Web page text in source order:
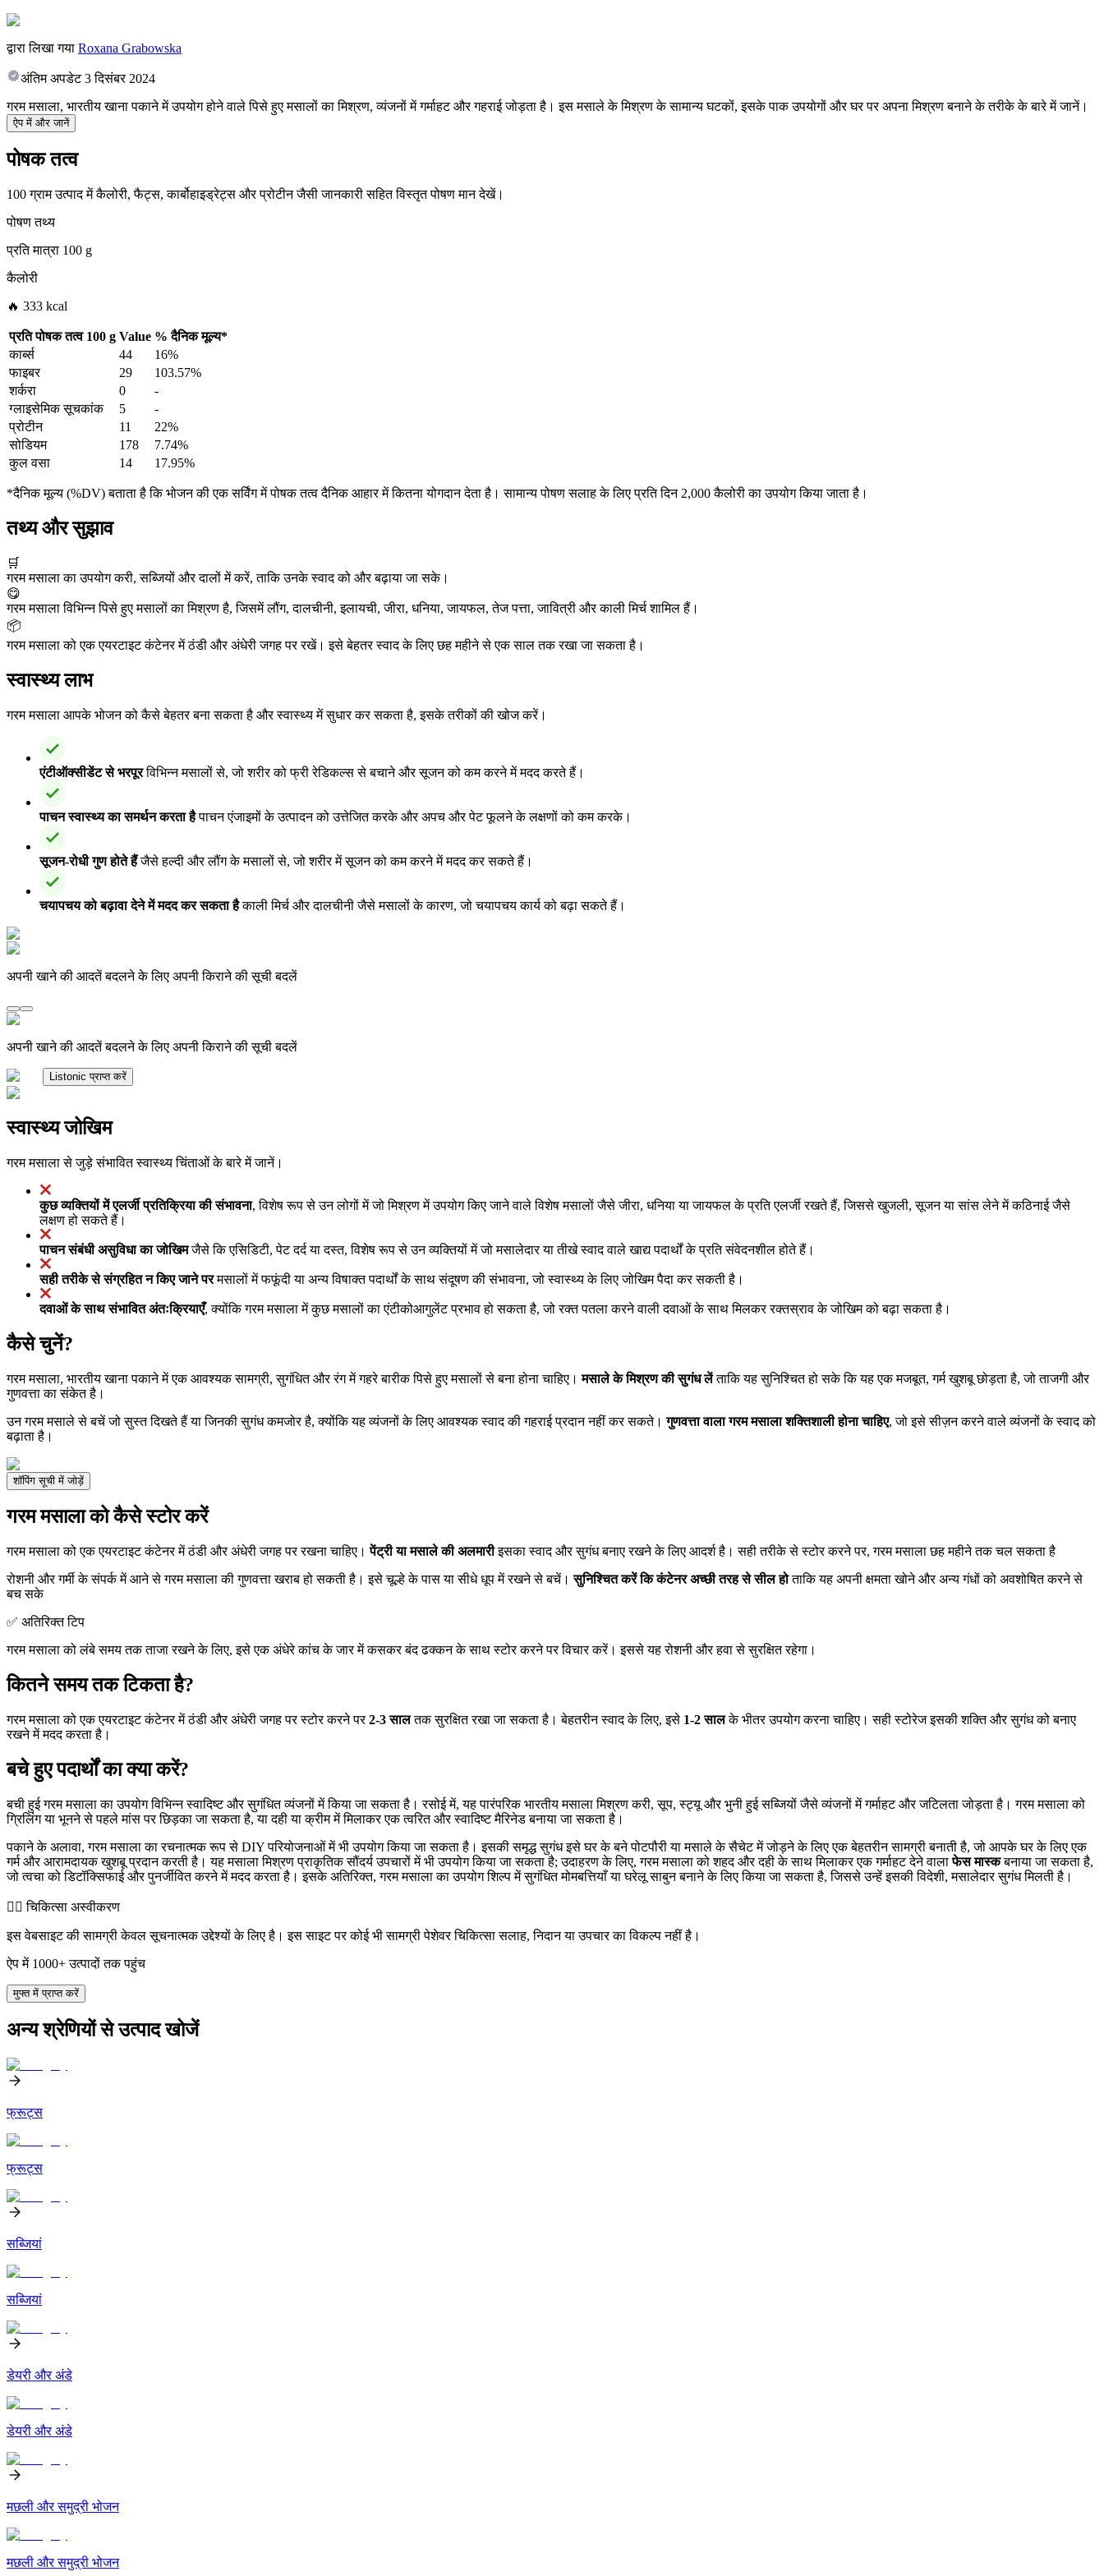
द्वारा लिखा गया Roxana Grabowska
अंतिम अपडेट 3 दिसंबर 2024
गरम मसाला, भारतीय खाना पकाने में उपयोग होने वाले पिसे हुए मसालों का मिश्रण, व्यंजनों में गर्माहट और गहराई जोड़ता है। इस मसाले के मिश्रण के सामान्य घटकों, इसके पाक उपयोगों और घर पर अपना मिश्रण बनाने के तरीके के बारे में जानें।
ऐप में और जानें
पोषक तत्व
100 ग्राम उत्पाद में कैलोरी, फैट्स, कार्बोहाइड्रेट्स और प्रोटीन जैसी जानकारी सहित विस्तृत पोषण मान देखें।
पोषण तथ्य
प्रति मात्रा 100 g
कैलोरी
🔥 333 kcal
प्रति पोषक तत्व 100 g Value %दैनिक मूल्य*
कार्ब्स
44
16%
फाइबर
29
103.57%
शर्करा
0
-
ग्लाइसेमिक सूचकांक
5
-
प्रोटीन
11
22%
सोडियम
178
7.74%
कुल वसा
14 17.95%
*दैनिक मूल्य (%DV) बताता है कि भोजन की एक सर्विंग में पोषक तत्व दैनिक आहार में कितना योगदान देता है। सामान्य पोषण सलाह के लिए प्रति दिन 2,000 कैलोरी का उपयोग किया जाता है।
तथ्य और सुझाव
🛒
गरम मसाला का उपयोग करी, सब्जियों और दालों में करें, ताकि उनके स्वाद को और बढ़ाया जा सके।
😋
गरम मसाला विभिन्न पिसे हुए मसालों का मिश्रण है, जिसमें लौंग, दालचीनी, इलायची, जीरा, धनिया, जायफल, तेज पत्ता, जावित्री और काली मिर्च शामिल हैं।
📦
गरम मसाला को एक एयरटाइट कंटेनर में ठंडी और अंधेरी जगह पर रखें। इसे बेहतर स्वाद के लिए छह महीने से एक साल तक रखा जा सकता है।
स्वास्थ्य लाभ
गरम मसाला आपके भोजन को कैसे बेहतर बना सकता है और स्वास्थ्य में सुधार कर सकता है, इसके तरीकों की खोज करें।
एंटीऑक्सीडेंट से भरपूरविभिन्न मसालों से, जो शरीर को फ्री रेडिकल्स से बचाने और सूजन को कम करने में मदद करते हैं।
पाचन स्वास्थ्य का समर्थन करता हैपाचन एंजाइमों के उत्पादन को उत्तेजित करके और अपच और पेट फूलने के लक्षणों को कम करके।
सूजन-रोधी गुण होते हैंजैसे हल्दी और लौंग के मसालों से, जो शरीर में सूजन को कम करने में मदद कर सकते हैं।
चयापचय को बढ़ावा देने में मदद कर सकता हैकाली मिर्च और दालचीनी जैसे मसालों के कारण, जो चयापचय कार्य को बढ़ा सकते हैं।
अपनी खाने की आदतें बदलने के लिए अपनी किराने की सूची बदलें
अपनी खाने की आदतें बदलने के लिए अपनी किराने की सूची बदलें
Listonic प्राप्त करें
स्वास्थ्य जोखिम
गरम मसाला से जुड़े संभावित स्वास्थ्य चिंताओं के बारे में जानें।
कुछ व्यक्तियों में एलर्जी प्रतिक्रिया की संभावना, विशेष रूप से उन लोगों में जो मिश्रण में उपयोग किए जाने वाले विशेष मसालों जैसे जीरा, धनिया या जायफल के प्रति एलर्जी रखते हैं, जिससे खुजली, सूजन या सांस लेने में कठिनाई जैसे
लक्षण हो सकते हैं।
पाचन संबंधी असुविधा का जोखिमजैसे कि एसिडिटी, पेट दर्द या दस्त, विशेष रूप से उन व्यक्तियों में जो मसालेदार या तीखे स्वाद वाले खाद्य पदार्थों के प्रति संवेदनशील होते हैं।
सही तरीके से संग्रहित न किए जाने परमसालों में फफूंदी या अन्य विषाक्त पदार्थों के साथ संदूषण की संभावना, जो स्वास्थ्य के लिए जोखिम पैदा कर सकती है।
दवाओं के साथ संभावित अंतःक्रियाएँ, क्योंकि गरम मसाला में कुछ मसालों का एंटीकोआगुलेंट प्रभाव हो सकता है, जो रक्त पतला करने वाली दवाओं के साथ मिलकर रक्तस्राव के जोखिम को बढ़ा सकता है।
कैसे चुनें?
गरम मसाला, भारतीय खाना पकाने में एक आवश्यक सामग्री, सुगंधित और रंग में गहरे बारीक पिसे हुए मसालों से बना होना चाहिए।मसाले के मिश्रण की सुगंध लेंताकि यह सुनिश्चित हो सके कि यह एक मजबूत, गर्म खुशबू छोड़ता है, जो ताजगी और
गुणवत्ता का संकेत है।
उन गरम मसाले से बचें जो सुस्त दिखते हैं या जिनकी सुगंध कमजोर है, क्योंकि यह व्यंजनों के लिए आवश्यक स्वाद की गहराई प्रदान नहीं कर सकते।गुणवत्ता वाला गरम मसाला शक्तिशाली होना चाहिए, जो इसे सीज़न करने वाले व्यंजनों के स्वाद को
बढ़ाता है।
शॉपिंग सूची में जोड़ें
गरम मसाला को कैसे स्टोर करें
गरम मसाला को एक एयरटाइट कंटेनर में ठंडी और अंधेरी जगह पर रखना चाहिए।पेंट्री या मसाले की अलमारीइसका स्वाद और सुगंध बनाए रखने के लिए आदर्श है। सही तरीके से स्टोर करने पर, गरम मसाला छह महीने तक चल सकता है
रोशनी और गर्मी के संपर्क में आने से गरम मसाला की गुणवत्ता खराब हो सकती है। इसे चूल्हे के पास या सीधे धूप में रखने से बचें।सुनिश्चित करें कि कंटेनर अच्छी तरह से सील होताकि यह अपनी क्षमता खोने और अन्य गंधों को अवशोषित करने से
बच सके
✅ अतिरिक्त टिप
गरम मसाला को लंबे समय तक ताजा रखने के लिए, इसे एक अंधेरे कांच के जार में कसकर बंद ढक्कन के साथ स्टोर करने पर विचार करें। इससे यह रोशनी और हवा से सुरक्षित रहेगा।
कितने समय तक टिकता है?
गरम मसाला को एक एयरटाइट कंटेनर में ठंडी और अंधेरी जगह पर स्टोर करने पर2-3 सालतक सुरक्षित रखा जा सकता है। बेहतरीन स्वाद के लिए, इसे 1-2 सालके भीतर उपयोग करना चाहिए। सही स्टोरेज इसकी शक्ति और सुगंध को बनाए
रखने में मदद करता है।
बचे हुए पदार्थों का क्या करें?
बची हुई गरम मसाला का उपयोग विभिन्न स्वादिष्ट और सुगंधित व्यंजनों में किया जा सकता है। रसोई में, यह पारंपरिक भारतीय मसाला मिश्रण करी, सूप, स्ट्यू और भुनी हुई सब्जियों जैसे व्यंजनों में गर्माहट और जटिलता जोड़ता है। गरम मसाला को
ग्रिलिंग या भूनने से पहले मांस पर छिड़का जा सकता है, या दही या क्रीम में मिलाकर एक त्वरित और स्वादिष्ट मैरिनेड बनाया जा सकता है।
पकाने के अलावा, गरम मसाला का रचनात्मक रूप से DIY परियोजनाओं में भी उपयोग किया जा सकता है। इसकी समृद्ध सुगंध इसे घर के बने पोटपौरी या मसाले के सैचेट में जोड़ने के लिए एक बेहतरीन सामग्री बनाती है, जो आपके घर के लिए एक
गर्म और आरामदायक खुशबू प्रदान करती है। यह मसाला मिश्रण प्राकृतिक सौंदर्य उपचारों में भी उपयोग किया जा सकता है; उदाहरण के लिए, गरम मसाला को शहद और दही के साथ मिलाकर एक गर्माहट देने वालाफेस मास्कबनाया जा सकता है,
जो त्वचा को डिटॉक्सिफाई और पुनर्जीवित करने में मदद करता है। इसके अतिरिक्त, गरम मसाला का उपयोग शिल्प में सुगंधित मोमबत्तियाँ या घरेलू साबुन बनाने के लिए किया जा सकता है, जिससे उन्हें इसकी विदेशी, मसालेदार सुगंध मिलती है।
👨‍⚕️️ चिकित्सा अस्वीकरण
इस वेबसाइट की सामग्री केवल सूचनात्मक उद्देश्यों के लिए है। इस साइट पर कोई भी सामग्री पेशेवर चिकित्सा सलाह, निदान या उपचार का विकल्प नहीं है।
ऐप में 1000+ उत्पादों तक पहुंच
मुफ्त में प्राप्त करें
अन्य श्रेणियों से उत्पाद खोजें
फ्रूट्स
फ्रूट्स
सब्जियां
सब्जियां
डेयरी और अंडे
डेयरी और अंडे
मछली और समुद्री भोजन
मछली और समुद्री भोजन